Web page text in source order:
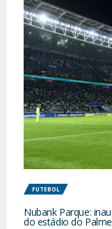
FUTEBOL
Nubank Parque:
do estádio do